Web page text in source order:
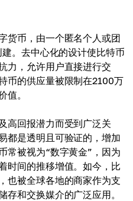
货币，由一个匿名个人或团
。去中心化的设计使比特币
力，允许用户直接进行交
币的供应量被限制在2100万
值。
高回报潜力而受到广泛关
都是透明且可验证的，增加
常被视为“数字黄金”，因为
时间的推移增值。如今，比
也被全球各地的商家作为支
存和交换媒介的广泛应用。